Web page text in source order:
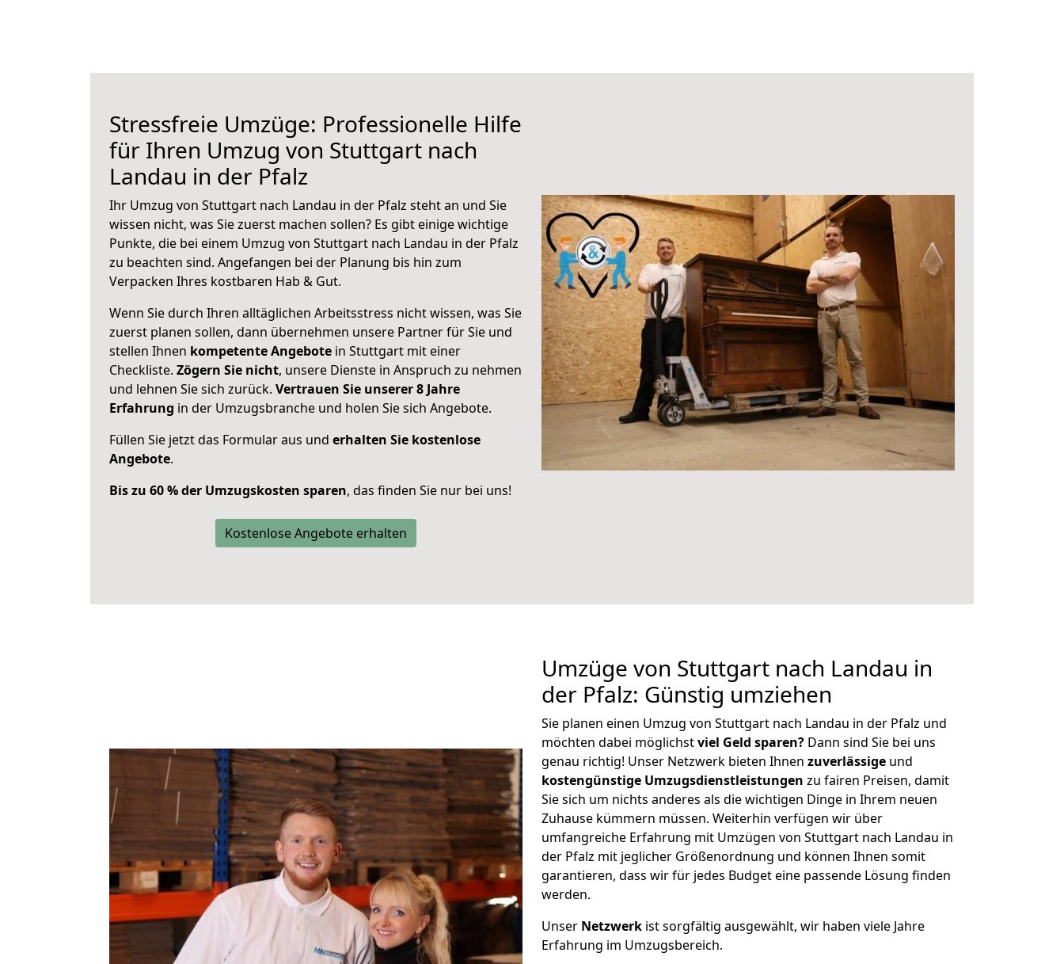
Stressfreie Umzüge: Professionelle Hilfe
für Ihren Umzug von Stuttgart nach
Landau in der Pfalz
Ihr Umzug von Stuttgart nach Landau in der Pfalz steht an und Sie
wissen nicht, was Sie zuerst machen sollen? Es gibt einige wichtige
Punkte, die bei einem Umzug von Stuttgart nach Landau in der Pfalz
zu beachten sind. Angefangen bei der Planung bis hin zum
Verpacken Ihres kostbaren Hab & Gut.
Wenn Sie durch Ihren alltäglichen Arbeitsstress nicht wissen, was Sie
zuerst planen sollen, dann übernehmen unsere Partner für Sie und
stellen Ihnen kompetente Angebote in Stuttgart mit einer
Checkliste. Zögern Sie nicht, unsere Dienste in Anspruch zu nehmen
und lehnen Sie sich zurück. Vertrauen Sie unserer 8 Jahre
Erfahrung in der Umzugsbranche und holen Sie sich Angebote.
Füllen Sie jetzt das Formular aus und erhalten Sie kostenlose
Angebote.
Bis zu 60 % der Umzugskosten sparen, das finden Sie nur bei uns!
Kostenlose Angebote erhalten
Umzüge von Stuttgart nach Landau in
der Pfalz: Günstig umziehen
Sie planen einen Umzug von Stuttgart nach Landau in der Pfalz und
möchten dabei möglichstviel Geld sparen? Dann sind Sie bei uns
genau richtig! Unser Netzwerk bieten Ihnen zuverlässige und
kostengünstige Umzugsdienstleistungen zu fairen Preisen, damit
Sie sich um nichts anderes als die wichtigen Dinge in Ihrem neuen
Zuhause kümmern müssen. Weiterhin verfügen wir über
umfangreiche Erfahrung mit Umzügen von Stuttgart nach Landau in
der Pfalz mit jeglicher Größenordnung und können Ihnen somit
garantieren, dass wir für jedes Budget eine passende Lösung finden
werden.
Unser Netzwerk ist sorgfältig ausgewählt, wir haben viele Jahre
Erfahrung im Umzugsbereich.